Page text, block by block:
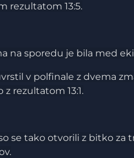
rezultatom 13:5.
na sporedu je bila med
v polfinale z dvema
z rezultatom 13:1.
se tako otvorili z bitko